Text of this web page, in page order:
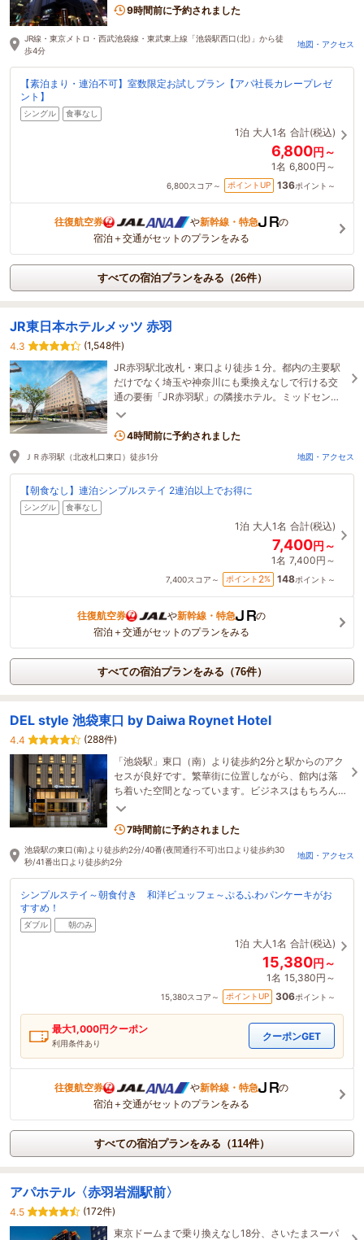
9時間前に予約されました
JR線・東京メトロ・西武池袋線・東武東上線「池袋駅西口(北)」から徒
歩4分
地図・アクセス
【素泊まり・連泊不可】室数限定お試しプラン【アパ社長カレープレゼ
ント】
シングル 食事なし
1泊 大人1名 合計(税込)
6,800円～
1名 6,800円～
6,800スコア～ ポイントUP 136ポイント～
往復航空券 や新幹線・特急
の
宿泊＋交通がセットのプランをみる
すべての宿泊プランをみる（26件）
JR東日本ホテルメッツ 赤羽
4.3
(1,548件)
JR赤羽駅北改札・東口より徒歩１分。都内の主要駅
だけでなく埼玉や神奈川にも乗換えなしで行ける交
通の要衝「JR赤羽駅」の隣接ホテル。ミッドセンチ
ュリーデザインの懐かしくも居心地の良い空間で
4時間前に予約されました
ＪＲ赤羽駅（北改札口東口）徒歩1分 地図・アクセス
【朝食なし】連泊シンプルステイ 2連泊以上でお得に
シングル 食事なし
1泊 大人1名 合計(税込)
7,400円～
1名 7,400円～
7,400スコア～ ポイント 2% 148ポイント～
往復航空券 や新幹線・特急
の
宿泊＋交通がセットのプランをみる
すべての宿泊プランをみる（76件）
DEL style 池袋東口 by Daiwa Roynet Hotel
4.4
(288件)
「池袋駅」東口（南）より徒歩約2分と駅からのアク
セスが良好です。繁華街に位置しながら、館内は落
ち着いた空間となっています。ビジネスはもちろん
観光の拠点に、ぜひご利用ください。
7時間前に予約されました
池袋駅の東口(南)より徒歩約2分/40番(夜間通行不可)出口より徒歩約30
秒/41番出口より徒歩約2分
地図・アクセス
シンプルステイ～朝食付き 和洋ビュッフェ～ぷるふわパンケーキがお
すすめ！
ダブル 朝のみ
1泊 大人1名 合計(税込)
15,380円～
1名 15,380円～
15,380スコア～ ポイントUP 306ポイント～
最大1,000円クーポン
利用条件あり
クーポンGET
往復航空券 や新幹線・特急
の
宿泊＋交通がセットのプランをみる
すべての宿泊プランをみる（114件）
アパホテル〈赤羽岩淵駅前〉
4.5
(172件)
東京ドームまで乗り換えなし18分、さいたまスーパ